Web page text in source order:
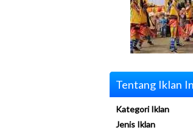
Tentang Iklan
Kategori Iklan
Jenis Iklan